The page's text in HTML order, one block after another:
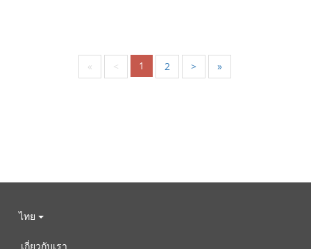
« < 1 2 > »
ไทย
เกี่ยวกับเรา